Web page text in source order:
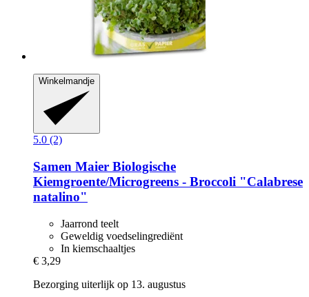
Winkelmandje
5.0 (2)
Samen Maier Biologische
Kiemgroente/Microgreens -​ Broccoli "Calabrese
natalino"
Jaarrond teelt
Geweldig voedselingrediënt
In kiemschaaltjes
€ 3,29
Bezorging uiterlijk op 13. augustus